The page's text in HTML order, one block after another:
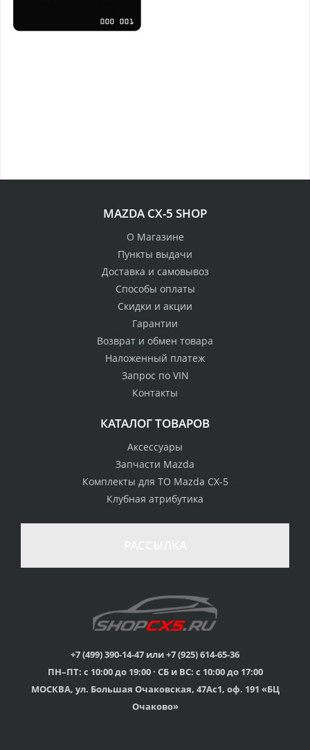
стоимости
товаром
Гарантия качества
Вы можете выбрать
наиболее удобный
для Вас
Профессиональная
консультация
мы знаем о Mazda CX-
Скидки
членам клуба и
обладателям клубных
Оперативная доставка
MAZDA CX-5 SHOP
О Магазине
Пункты выдачи
Доставка и самовывоз
Способы оплаты
Скидки и акции
Гарантии
Возврат и обмен товара
Наложенный платеж
Запрос по VIN
Контакты
КАТАЛОГ ТОВАРОВ
Аксессуары
Запчасти Mazda
Комплекты для ТО Mazda CX-5
Клубная атрибутика
+7 (499) 390-14-47 или +7 (925) 614-65-36
ПН–ПТ: с 10:00 до 19:00 · СБ и ВС: с 10:00 до 17:00
МОСКВА, ул. Большая Очаковская, 47Ас1, оф. 191 «БЦ
Очаково»